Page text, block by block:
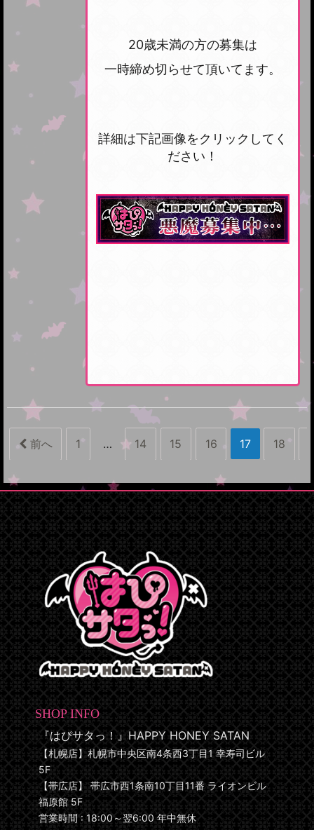
20歳未満の方の募集は
一時締め切らせて頂いてます。
詳細は下記画像をクリックしてく
ださい！
前へ 1 … 14 15 16 17 18
SHOP INFO
『はぴサタっ！』HAPPY HONEY SATAN
【札幌店】札幌市中央区南4条西3丁目1 幸寿司ビル
5F
【帯広店】 帯広市西1条南10丁目11番 ライオンビル
福原館 5F
営業時間 : 18:00～翌6:00 年中無休